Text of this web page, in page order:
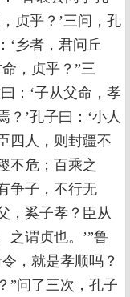
贞乎？’三问，孔
‘乡者，君问丘
，贞乎？”三
：‘子从父命，孝
’孔子曰：‘小人
四人，则封疆不
不危；百乘之
争子，不行无
，奚子孝？臣从
之谓贞也。’”鲁
，就是孝顺吗？
”问了三次，孔子